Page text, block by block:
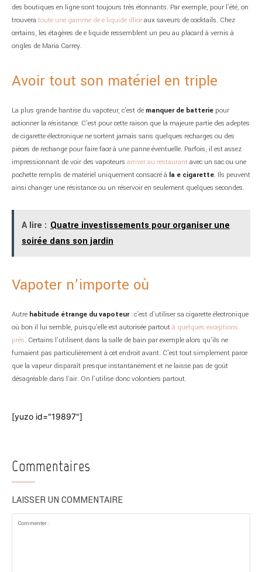
des boutiques en ligne sont toujours très étonnants. Par exemple, pour l’été, on
trouvera toute une gamme de e liquide dliceaux saveurs de cocktails. Chez
certains, les étagères de e liquide ressemblent un peu au placard à vernis à
ongles de Maria Carrey.
Avoir tout son matériel en triple
La plus grande hantise du vapoteur, c’est de manquer de batterie pour
actionner la résistance. C’est pour cette raison que la majeure partie des adeptes
de cigarette électronique ne sortent jamais sans quelques recharges ou des
pièces de rechange pour faire face à une panne éventuelle. Parfois, il est assez
impressionnant de voir des vapoteurs arriver au restaurantavec un sac ou une
pochette remplis de matériel uniquement consacré à la e cigarette. Ils peuvent
ainsi changer une résistance ou un réservoir en seulement quelques secondes.
A lire : Quatre investissements pour organiser une
soirée dans son jardin
Vapoter n’importe où
Autre habitude étrange du vapoteur: c’est d’utiliser sa cigarette électronique
où bon il lui semble, puisqu’elle est autorisée partoutà quelques exceptions
près. Certains l’utilisent dans la salle de bain par exemple alors qu’ils ne
fumaient pas particulièrement à cet endroit avant. C’est tout simplement parce
que la vapeur disparaît presque instantanément et ne laisse pas de goût
désagréable dans l’air. On l’utilise donc volontiers partout.
[yuzo id="19897"]
Commentaires
LAISSER UN COMMENTAIRE